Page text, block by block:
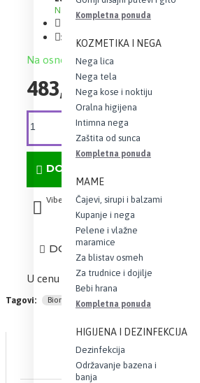
Kompletna ponuda
KOZMETIKA I NEGA
Nega lica
Nega tela
Nega kose i noktiju
Oralna higijena
Intimna nega
Zaštita od sunca
Kompletna ponuda
MAME
Čajevi, sirupi i balzami
Kupanje i nega
Pelene i vlažne
maramice
Za blistav osmeh
Za trudnice i dojilje
Bebi hrana
Kompletna ponuda
HIGIJENA I DEZINFEKCIJA
Dezinfekcija
Održavanje bazena i
banja
Na stanju
Biorela
Šifra: 381020
Na osnovu 0 recenzija.
483,00 RSD
DODAJ U KORPU
Viber Whatsapp
DODAJ U LISTU ŽELJA
U cenu je uračunat iznos PDV-a
Tagovi: Biorela Daily 10 kapsula